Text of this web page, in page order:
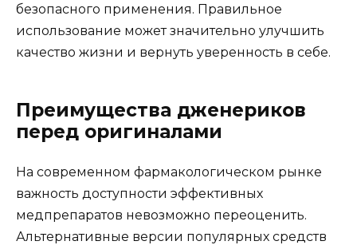
безопасного применения. Правильное
использование может значительно улучшить
качество жизни и вернуть уверенность в себе.
Преимущества дженериков
перед оригиналами
На современном фармакологическом рынке
важность доступности эффективных
медпрепаратов невозможно переоценить.
Альтернативные версии популярных средств